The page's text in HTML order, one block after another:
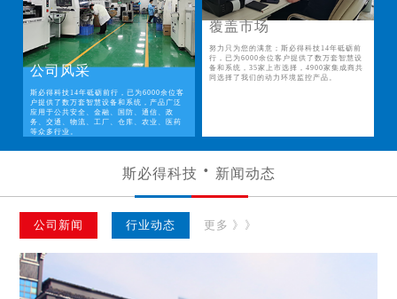
公司风采
斯必得科技14年砥砺前行，已为6000余位客
户提供了数万套智慧设备和系统，产品广泛
应用于公共安全、金融、国防、通信、政
务、交通、物流、工厂、仓库、农业、医药
等众多行业。
覆盖市场
努力只为您的满意；斯必得科技14年砥砺前
行，已为6000余位客户提供了数万套智慧设
备和系统，35家上市选择，4900家集成商共
同选择了我们的动力环境监控产品。
斯必得科技 新闻动态
公司新闻 行业动态 更多 》》